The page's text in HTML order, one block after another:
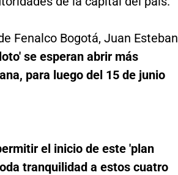
Fenalco Bogotá, Juan Esteban
se esperan abrir más
para luego del 15 de junio
el inicio de este 'plan
tranquilidad a estos cuatro